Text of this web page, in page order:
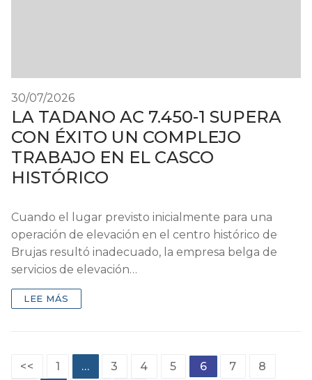
30/07/2026
LA TADANO AC 7.450-1 SUPERA
CON ÉXITO UN COMPLEJO
TRABAJO EN EL CASCO
HISTÓRICO
Cuando el lugar previsto inicialmente para una
operación de elevación en el centro histórico de
Brujas resultó inadecuado, la empresa belga de
servicios de elevación…
LEE MÁS
Paginación
<< 1 … 3 4 5 6 7
8